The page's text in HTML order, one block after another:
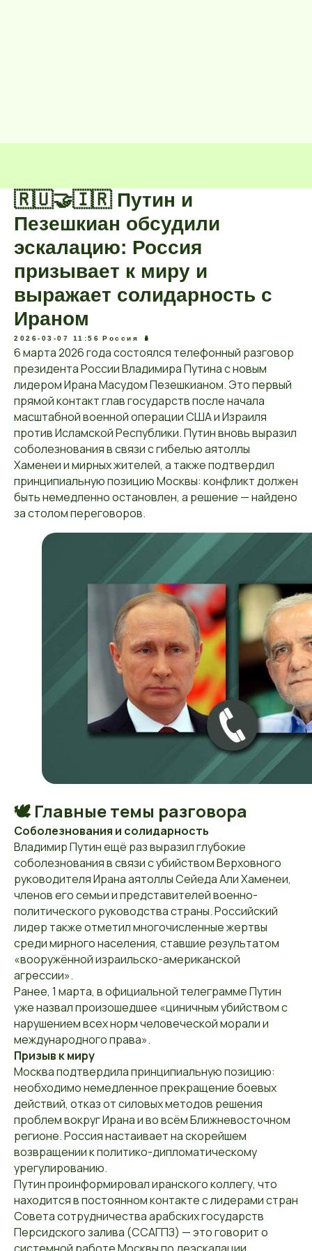
🇷🇺🤝🇮🇷 Путин и
Пезешкиан обсудили
эскалацию: Россия
призывает к миру и
выражает солидарность с
Ираном
2026-03-07 11:56 Россия 🪆
6 марта 2026 года состоялся телефонный разговор
президента России Владимира Путина с новым
лидером Ирана Масудом Пезешкианом. Это первый
прямой контакт глав государств после начала
масштабной военной операции США и Израиля
против Исламской Республики. Путин вновь выразил
соболезнования в связи с гибелью аятоллы
Хаменеи и мирных жителей, а также подтвердил
принципиальную позицию Москвы: конфликт должен
быть немедленно остановлен, а решение — найдено
за столом переговоров.
🕊️ Главные темы разговора
Соболезнования и солидарность
Владимир Путин ещё раз выразил глубокие
соболезнования в связи с убийством Верховного
руководителя Ирана аятоллы Сейеда Али Хаменеи,
членов его семьи и представителей военно-
политического руководства страны. Российский
лидер также отметил многочисленные жертвы
среди мирного населения, ставшие результатом
«вооружённой израильско-американской
агрессии».
Ранее, 1 марта, в официальной телеграмме Путин
уже назвал произошедшее «циничным убийством с
нарушением всех норм человеческой морали и
международного права».
Призыв к миру
Москва подтвердила принципиальную позицию:
необходимо немедленное прекращение боевых
действий, отказ от силовых методов решения
проблем вокруг Ирана и во всём Ближневосточном
регионе. Россия настаивает на скорейшем
возвращении к политико-дипломатическому
урегулированию.
Путин проинформировал иранского коллегу, что
находится в постоянном контакте с лидерами стран
Совета сотрудничества арабских государств
Персидского залива (ССАГПЗ) — это говорит о